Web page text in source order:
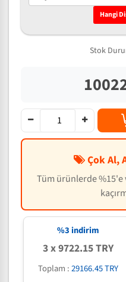
Hangi
Stok
Çok Al,
Tüm ürünlerde %15'e
%3 indirim
3 x 9722.15 TRY
Toplam :29166.45 TRY